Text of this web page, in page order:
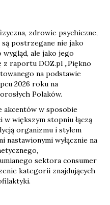
zdrowie psychiczne,
postrzegane nie jako
ale jako jego
z raportu DOZ.pl „Piękno
na podstawie
2026 roku na
Polaków.
akcentów w sposobie
w większym stopniu łączą
organizmu i stylem
nastawionymi wyłącznie na
sektora consumer
kategorii znajdujących